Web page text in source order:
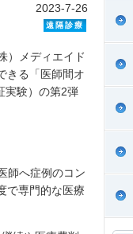
2023-7-26
遠隔診療
）メディエイド
きる「医師間オ
実験）の第2弾
師へ症例のコン
で専門的な医療